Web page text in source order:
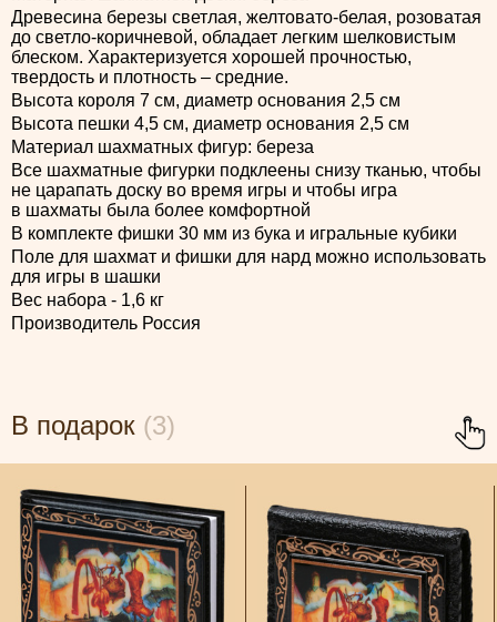
Древесина березы светлая, желтовато-белая, розоватая
до светло-коричневой, обладает легким шелковистым
блеском. Характеризуется хорошей прочностью,
твердость и плотность – средние.
Высота короля 7 см, диаметр основания 2,5 см
Высота пешки 4,5 см, диаметр основания 2,5 см
Материал шахматных фигур: береза
Все шахматные фигурки подклеены снизу тканью, чтобы
не царапать доску во время игры и чтобы игра
в шахматы была более комфортной
В комплекте фишки 30 мм из бука и игральные кубики
Поле для шахмат и фишки для нард можно использовать
для игры в шашки
Вес набора - 1,6 кг
Производитель Россия
В подарок (3)